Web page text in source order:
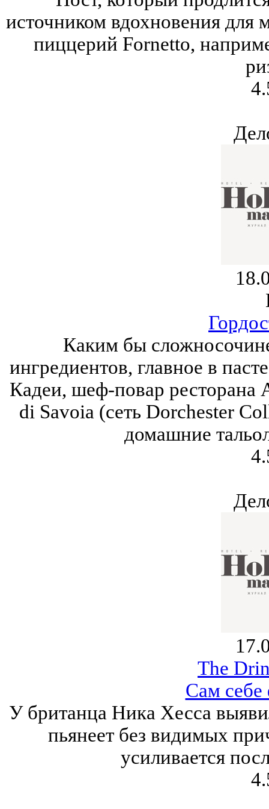
источником вдохновения
пиццерий Fornetto,
Каким бы
ингредиентов, главное в
Кадеи, шеф-повар ресторана
di Savoia (сеть Dorchester
домашние
The
Сам себе
У британца Ника Хесса
пьянеет без видимых
усиливается